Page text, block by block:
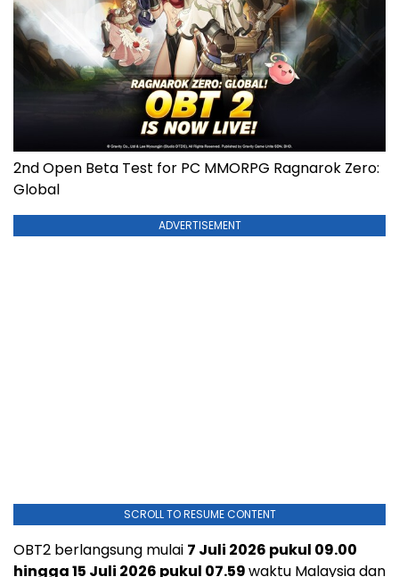
2nd Open Beta Test for PC MMORPG Ragnarok Zero:
Global
ADVERTISEMENT
SCROLL TO RESUME CONTENT
OBT2 berlangsung mulai 7 Juli 2026 pukul 09.00
hingga 15 Juli 2026 pukul 07.59waktu Malaysia dan